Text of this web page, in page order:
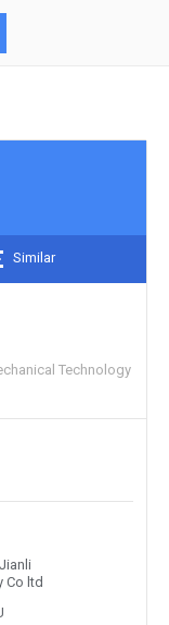
Similar
Technology
Co ltd